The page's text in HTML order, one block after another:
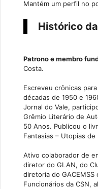
Mantém um perfil no
Histórico
Patrono e membro
Costa.
Escreveu crônicas
décadas de 1950 e
Jornal do Vale,
Grêmio Literário de
50 Anos. Publicou o
Fantasias – Utopias de
Ativo colaborador de
diretor do GLAN, do
diretoria do
Funcionários da CSN,